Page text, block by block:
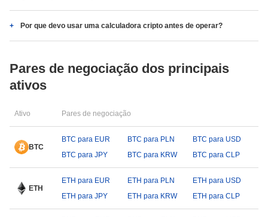
Por que devo usar uma calculadora cripto antes de operar?
Pares de negociação dos principais
ativos
Ativo Pares de negociação
BTC
BTC para EUR BTC para PLN
BTC para USD
BTC para JPY
BTC para KRW BTC para CLP
ETH
ETH para EUR ETH para PLN
ETH para USD
ETH para JPY
ETH para KRW ETH para CLP